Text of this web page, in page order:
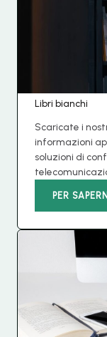
Libri bianchi
Scaricate i
informazioni
soluzioni di
PER